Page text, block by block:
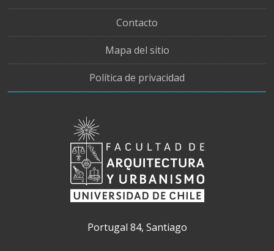
Contacto
Mapa del sitio
Política de privacidad
Portugal 84, Santiago